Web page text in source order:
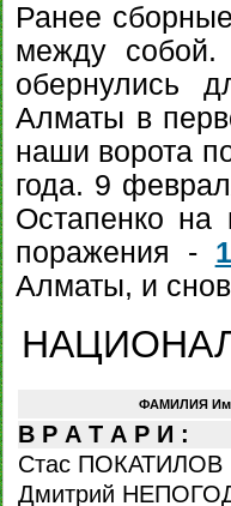
Ранее
между собой.
обернулись
Алматы в
наши ворота
года. 9
Остапенко на
поражения -
Алматы, и
ФАМИЛИЯ
В Р А Т А Р И :
Стас ПОКАТИЛОВ
Дмитрий